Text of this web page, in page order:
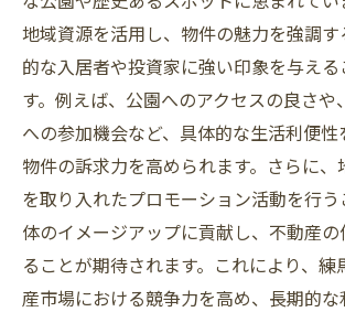
地域資源を活用し、物件の魅力を強調
的な入居者や投資家に強い印象を与え
す。例えば、公園へのアクセスの良さや
への参加機会など、具体的な生活利便性
物件の訴求力を高められます。さらに、
を取り入れたプロモーション活動を行
体のイメージアップに貢献し、不動産
ることが期待されます。これにより、練
産市場における競争力を高め、長期的